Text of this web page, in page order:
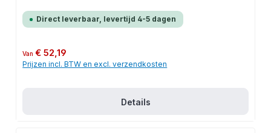
Direct leverbaar, levertijd 4-5 dagen
Normale prijs:
Van€ 52,19
Prijzen incl. BTW en excl. verzendkosten
Details